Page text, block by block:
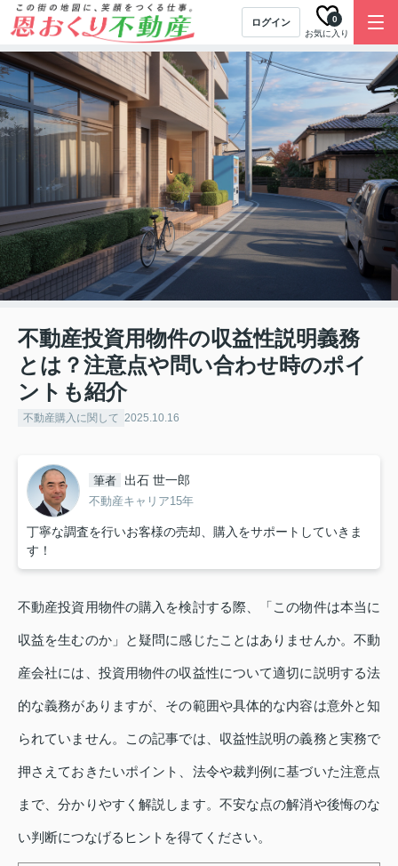
ログイン
お気に入り
0
不動産投資用物件の収益性説明義務
とは？注意点や問い合わせ時のポイ
ントも紹介
不動産購入に関して 2025.10.16
筆者 出石 世一郎
不動産キャリア15年
丁寧な調査を行いお客様の売却、購入をサポートしていきま
す！
不動産投資用物件の購入を検討する際、「この物件は本当に
収益を生むのか」と疑問に感じたことはありませんか。不動
産会社には、投資用物件の収益性について適切に説明する法
的な義務がありますが、その範囲や具体的な内容は意外と知
られていません。この記事では、収益性説明の義務と実務で
押さえておきたいポイント、法令や裁判例に基づいた注意点
まで、分かりやすく解説します。不安な点の解消や後悔のな
い判断につなげるヒントを得てください。